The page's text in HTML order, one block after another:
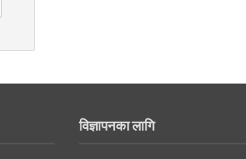
विज्ञापनका लागि